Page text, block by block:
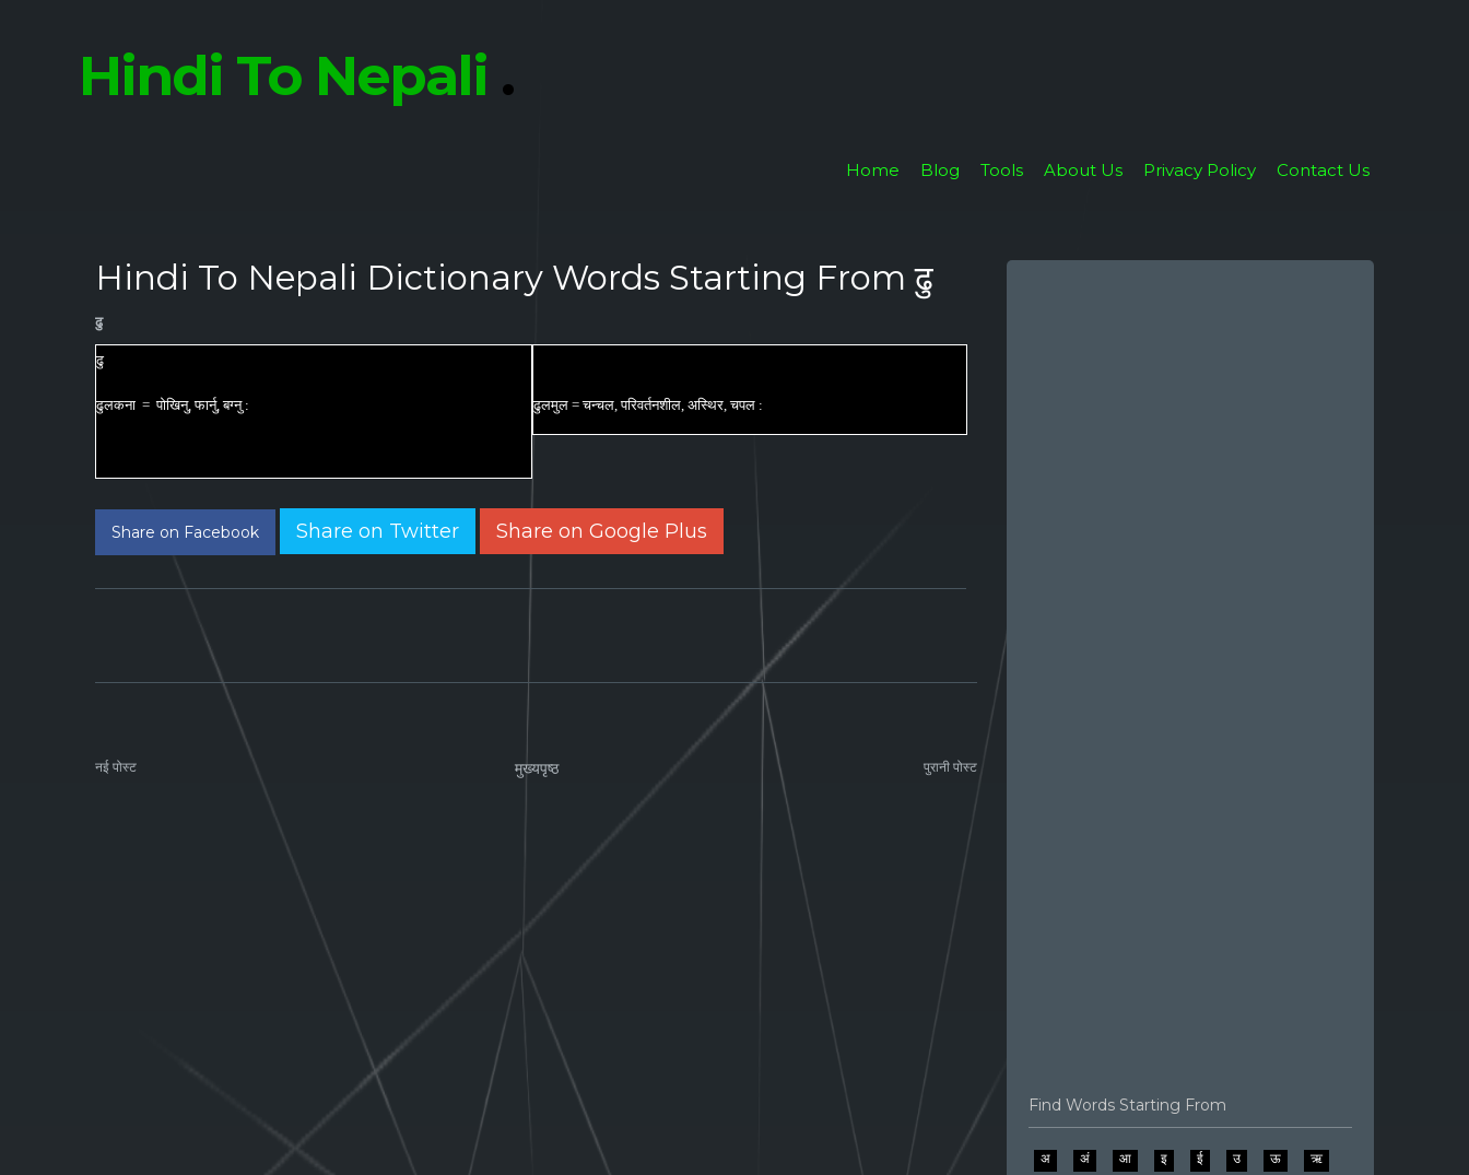
Hindi To Nepali .
Home Blog Tools About Us Privacy Policy Contact Us
Hindi To Nepali Dictionary Words Starting From ढु
ढु
ढु
ढुलकना = पोखिनु, फार्नु, बग्नु : ढुलमुल = चन्चल, परिवर्तनशील, अस्थिर, चपल :
Share on Facebook Share on Twitter Share on Google Plus
नई पोस्ट पुरानी पोस्ट
मुख्यपृष्ठ
Find Words Starting From
अ अं आ इ ई उ ऊ ऋ